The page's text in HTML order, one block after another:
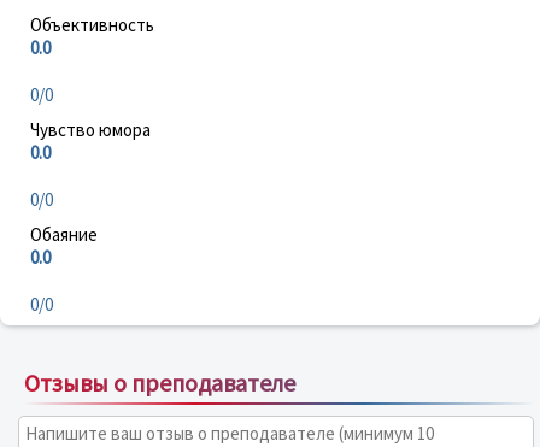
Объективность
0.0
0/0
Чувство юмора
0.0
0/0
Обаяние
0.0
0/0
Отзывы о преподавателе